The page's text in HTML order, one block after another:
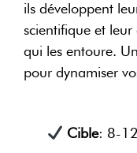
ils développent
scientifique et
qui les entoure.
pour dynamiser
Cible: 8-